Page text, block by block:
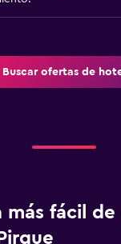
Buscar ofertas de
más fácil